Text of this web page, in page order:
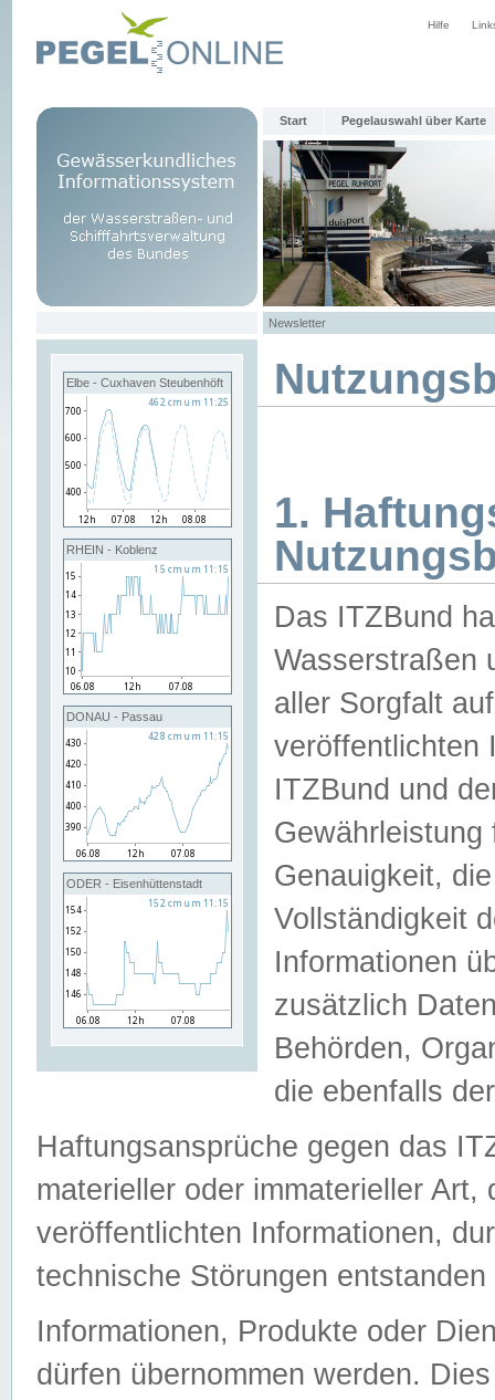
Hilfe
Start Pegelauswahl über Karte
Newsletter
Elbe - Cuxhaven Steubenhöft
RHEIN - Koblenz
DONAU - Passau
ODER - Eisenhüttenstadt
1.
Das ITZBund
Wasserstraßen
aller Sorgfalt
veröffentlichten
ITZBund und
Genauigkeit,
Vollständigkeit
Informationen
zusätzlich
Behörden,
die ebenfalls
Haftungsansprüche gegen das
materieller oder immaterieller
veröffentlichten Informationen,
technische Störungen
Informationen, Produkte oder
dürfen übernommen werden.